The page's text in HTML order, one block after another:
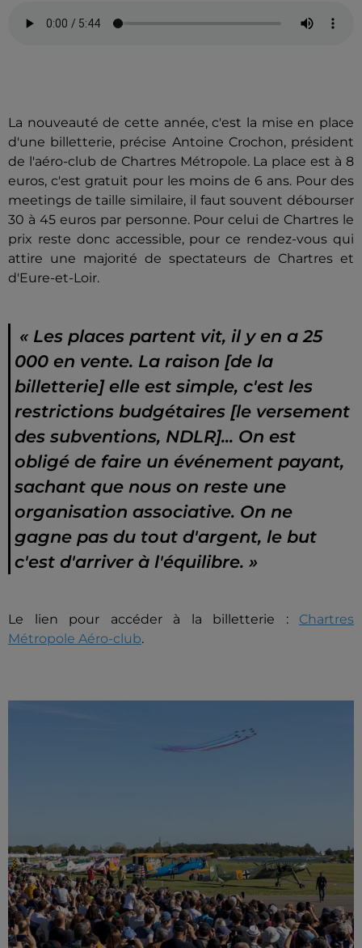
La nouveauté de cette année, c'est la mise en place
d'une billetterie, précise Antoine Crochon, président
de l'aéro-club de Chartres Métropole. La place est à 8
euros, c'est gratuit pour les moins de 6 ans. Pour des
meetings de taille similaire, il faut souvent débourser
30 à 45 euros par personne. Pour celui de Chartres le
prix reste donc accessible, pour ce rendez-vous qui
attire une majorité de spectateurs de Chartres et
d'Eure-et-Loir.
« Les places partent vit, il y en a 25
000 en vente. La raison [de la
billetterie] elle est simple, c'est les
restrictions budgétaires [le versement
des subventions, NDLR]... On est
obligé de faire un événement payant,
sachant que nous on reste une
organisation associative. On ne
gagne pas du tout d'argent, le but
c'est d'arriver à l'équilibre. »
Le lien pour accéder à la billetterie : Chartres
Métropole Aéro-club.